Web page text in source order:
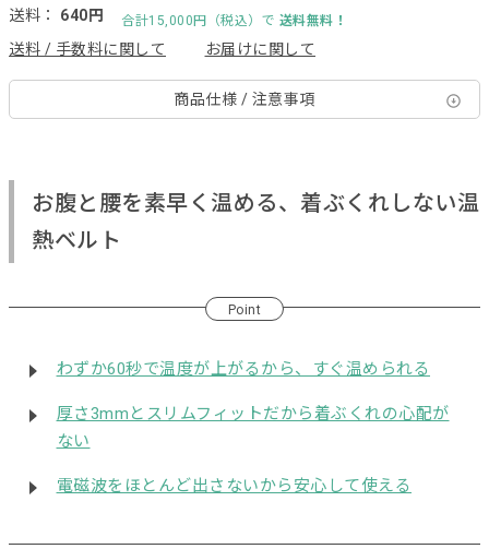
送料： 640円 合計15,000円（税込）で 送料無料！
送料 / 手数料に関して お届けに関して
商品仕様 / 注意事項
お腹と腰を素早く温める、着ぶくれしない温
熱ベルト
Point
わずか60秒で温度が上がるから、すぐ温められる
厚さ3mmとスリムフィットだから着ぶくれの心配が
ない
電磁波をほとんど出さないから安心して使える